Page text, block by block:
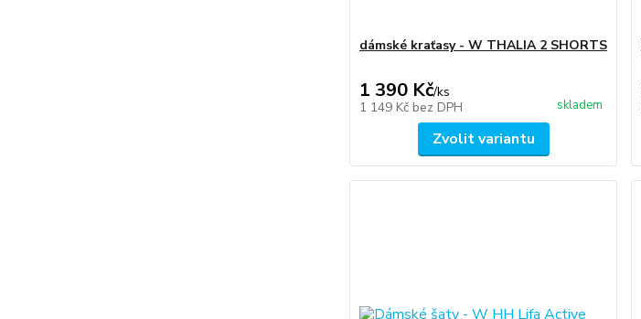
dámské kraťasy - W THALIA 2 SHORTS
1 390 Kč/ks
1 149 Kč bez DPH skladem
Zvolit variantu